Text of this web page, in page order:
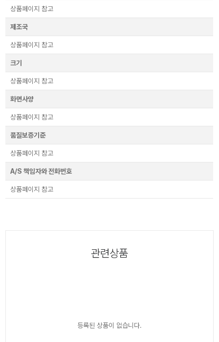
상품페이지 참고
제조국
상품페이지 참고
크기
상품페이지 참고
화면사양
상품페이지 참고
품질보증기준
상품페이지 참고
A/S 책임자와 전화번호
상품페이지 참고
관련상품
등록된 상품이 없습니다.